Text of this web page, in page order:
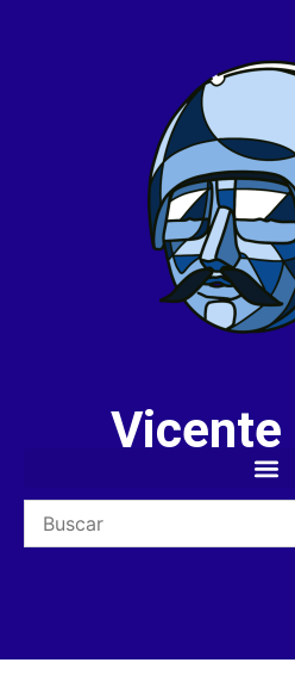
Vicente